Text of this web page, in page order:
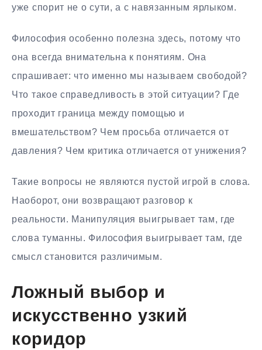
уже спорит не о сути, а с навязанным ярлыком.
Философия особенно полезна здесь, потому что
она всегда внимательна к понятиям. Она
спрашивает: что именно мы называем свободой?
Что такое справедливость в этой ситуации? Где
проходит граница между помощью и
вмешательством? Чем просьба отличается от
давления? Чем критика отличается от унижения?
Такие вопросы не являются пустой игрой в слова.
Наоборот, они возвращают разговор к
реальности. Манипуляция выигрывает там, где
слова туманны. Философия выигрывает там, где
смысл становится различимым.
Ложный выбор и
искусственно узкий
коридор